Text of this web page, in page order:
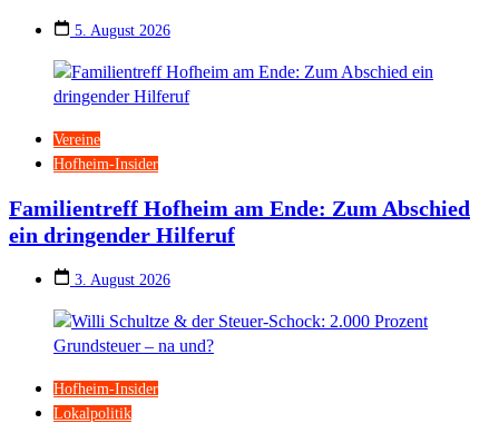
5. August 2026
Vereine
Hofheim-Insider
Familientreff Hofheim am Ende: Zum Abschied
ein dringender Hilferuf
3. August 2026
Hofheim-Insider
Lokalpolitik